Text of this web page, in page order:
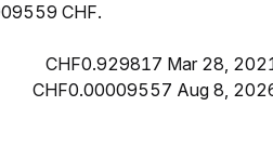
CHF.
CHF0.929817 Mar 28,
CHF0.00009557 Aug 8,